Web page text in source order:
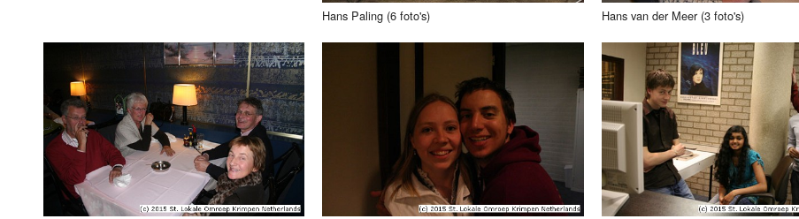
Hans Paling (6 foto's)
Hans van der Meer (3 foto's)